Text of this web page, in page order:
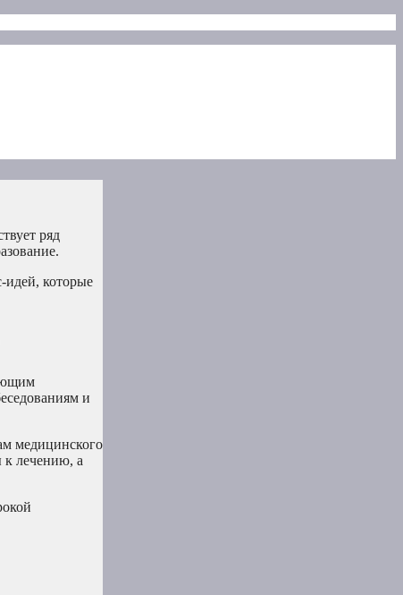
ряд
идей, которые
и
медицинского
к лечению, а